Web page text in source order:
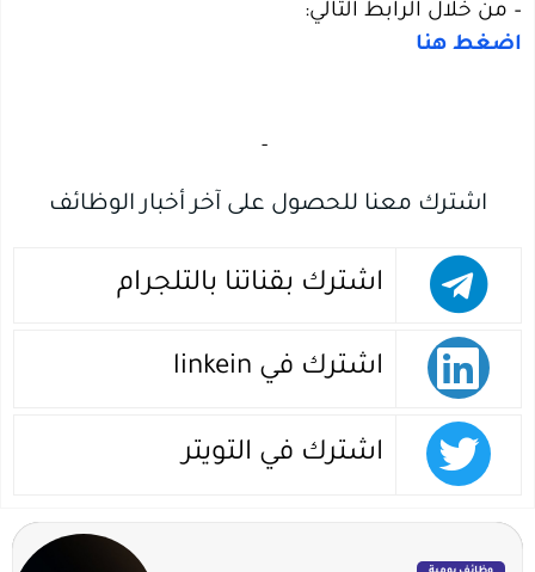
– من خلال الرابط التالي:
اضغط هنا
-‏
اشترك معنا للحصول على آخر أخبار الوظائف
اشترك بقناتنا بالتلجرام
اشترك في linkein
اشترك في التويتر